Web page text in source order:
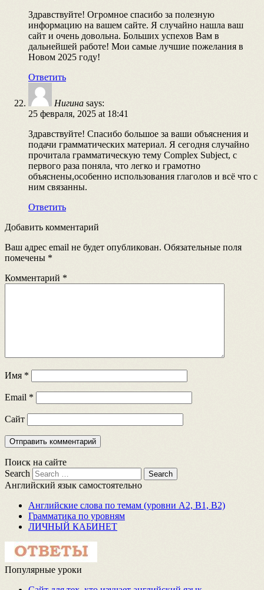
Здравствуйте! Огромное спасибо за полезную
информацию на вашем сайте. Я случайно нашла ваш
сайт и очень довольна. Больших успехов Вам в
дальнейшей работе! Мои самые лучшие пожелания в
Новом 2025 году!
Ответить
Нигина says:
25 февраля, 2025 at 18:41
Здравствуйте! Спасибо большое за ваши объяснения и
подачи грамматических материал. Я сегодня случайно
прочитала грамматическую тему Complex Subject, с
первого раза поняла, что легко и грамотно
объяснены,особенно использования глаголов и всё что с
ним связанны.
Ответить
Добавить комментарий
Ваш адрес email не будет опубликован. Обязательные поля
помечены *
Комментарий *
Имя *
Email *
Сайт
Поиск на сайте
Search
Английский язык самостоятельно
Английские слова по темам (уровни A2, B1, B2)
Грамматика по уровням
ЛИЧНЫЙ КАБИНЕТ
Популярные уроки